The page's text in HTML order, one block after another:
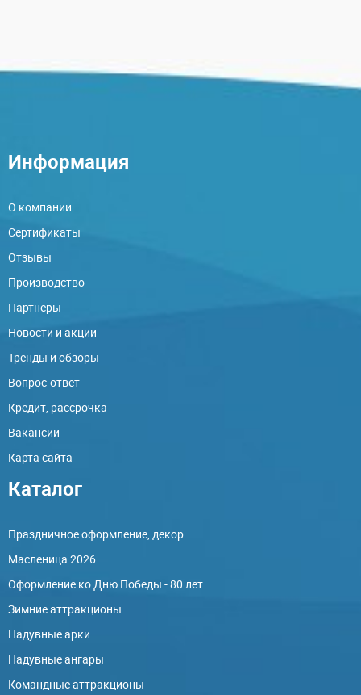
Информация
О компании
Сертификаты
Отзывы
Производство
Партнеры
Новости и акции
Тренды и обзоры
Вопрос-ответ
Кредит, рассрочка
Вакансии
Карта сайта
Каталог
Праздничное оформление, декор
Масленица 2026
Оформление ко Дню Победы - 80 лет
Зимние аттракционы
Надувные арки
Надувные ангары
Командные аттракционы